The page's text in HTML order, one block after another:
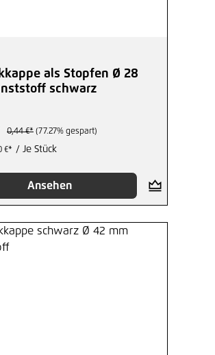
als Stopfen Ø 28
schwarz
0,44 €* (77.27% gespart)
€* / Je Stück
Ansehen